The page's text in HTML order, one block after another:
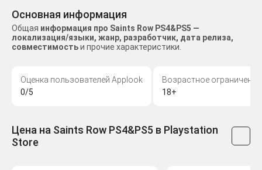
Основная информация
Общая информация про Saints Row PS4&PS5 —
локализация/языки, жанр, разработчик, дата релиза,
совместимостьи прочие характеристики.
Оценка пользователей Applook
0/5
Возрастное ограничение
18+
Цена на Saints Row PS4&PS5 в Playstation
Store